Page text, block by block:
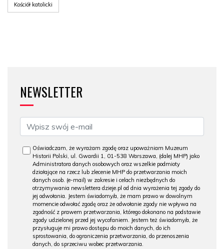
Kościół katolicki
NEWSLETTER
Oświadczam, że wyrażam zgodę oraz upoważniam Muzeum
Historii Polski, ul. Gwardii 1, 01-538 Warszawa, (dalej MHP) jako
Administratora danych osobowych oraz wszelkie podmioty
działające na rzecz lub zlecenie MHP do przetwarzania moich
danych osob. (e-mail) w zakresie i celach niezbędnych do
otrzymywania newslettera dzieje.pl od dnia wyrażenia tej zgody do
jej odwołania. Jestem świadomy/a, że mam prawo w dowolnym
momencie odwołać zgodę oraz że odwołanie zgody nie wpływa na
zgodność z prawem przetwarzania, którego dokonano na podstawie
zgody udzielonej przed jej wycofaniem. Jestem też świadomy/a, że
przysługuje mi prawo dostępu do moich danych, do ich
sprostowania, do ograniczenia przetwarzania, do przenoszenia
danych, do sprzeciwu wobec przetwarzania.